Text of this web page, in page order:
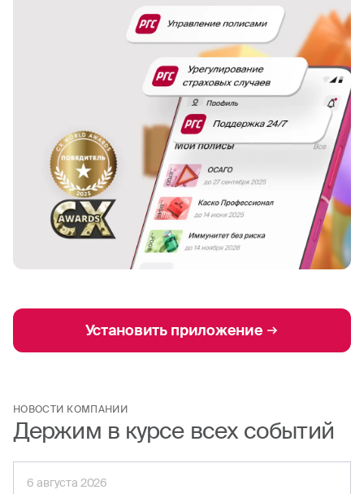
Установить приложение
Держим в курсе всех событий
6 августа 2026
НОВОСТИ КОМПАНИИ